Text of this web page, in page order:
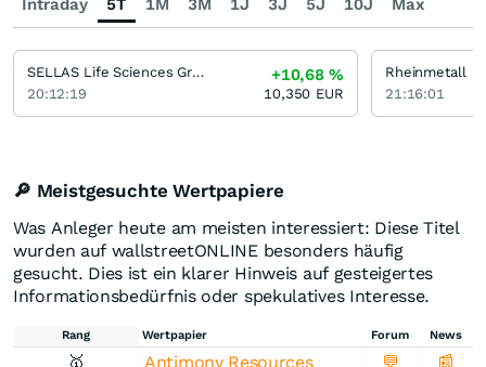
🔎 Meistgesuchte Wertpapiere
Was Anleger heute am meisten interessiert: Diese Titel
wurden auf wallstreetONLINE besonders häufig
gesucht. Dies ist ein klarer Hinweis auf gesteigertes
Informationsbedürfnis oder spekulatives Interesse.
Rang Wertpapier Forum News
🥇 Antimony Resources 💬
📰
Intraday 5T 1M 3M 1J 3J 5J 10J Max
SELLAS Life Sciences Group
20:12:19
+10,68%
10,350 EUR
Rheinmetall
21:16:01